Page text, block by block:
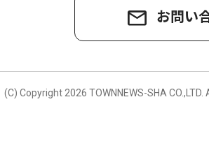
お問い
(C) Copyright 2026 TOWNNEWS-SHA CO.,LTD.